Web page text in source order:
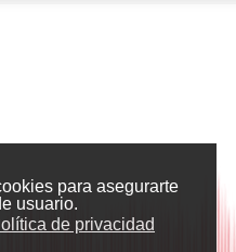
para asegurarte
usuario.
de privacidad